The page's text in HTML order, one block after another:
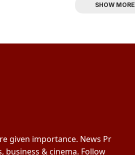
SHOW MORE
given importance. News Pr
business & cinema. Follow